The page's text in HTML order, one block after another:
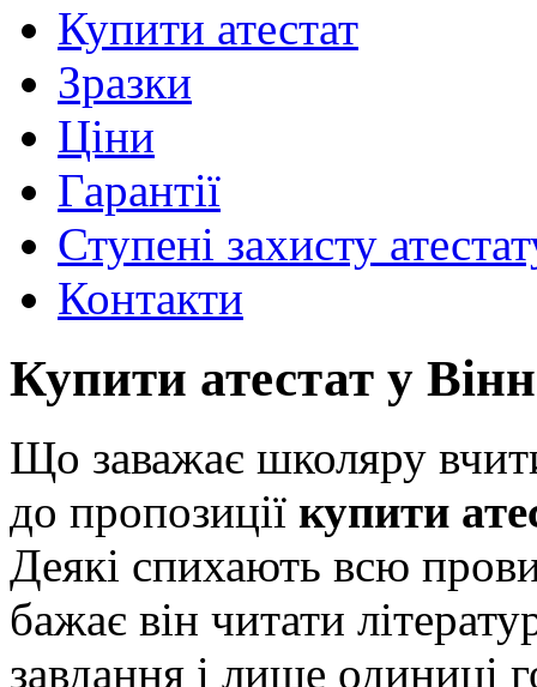
Купити атестат
Зразки
Ціни
Гарантії
Ступені захисту
Контакти
Купити атестат у
Що заважає школяру
до пропозиції купити
Деякі спихають всю
бажає він читати
завдання і лише одиниці